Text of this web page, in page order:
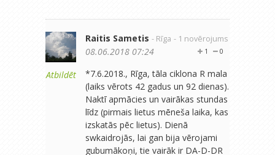
Atbildēt
Raitis Sametis - Rīga - 1 novērojums
0
1
08.06.2018 07:24
*7.6.2018., Rīga, tāla ciklona R mala
(laiks vērots 42 gadus un 92 dienas).
Naktī apmācies un vairākas stundas
līdz (pirmais lietus mēneša laika, kas
izskatās pēc lietus). Dienā
swkaidrojās, lai gan bija vērojami
gubumākoņi, tie vairāk ir DA-D-DR